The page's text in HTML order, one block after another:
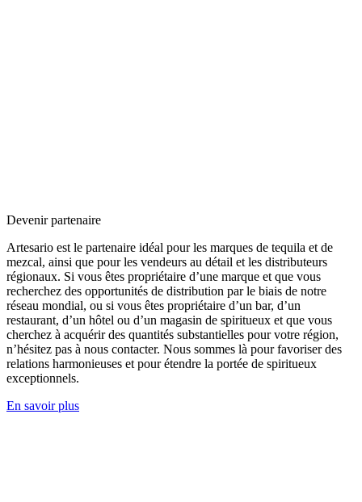
Devenir partenaire
Artesario est le partenaire idéal pour les marques de tequila et de
mezcal, ainsi que pour les vendeurs au détail et les distributeurs
régionaux. Si vous êtes propriétaire d’une marque et que vous
recherchez des opportunités de distribution par le biais de notre
réseau mondial, ou si vous êtes propriétaire d’un bar, d’un
restaurant, d’un hôtel ou d’un magasin de spiritueux et que vous
cherchez à acquérir des quantités substantielles pour votre région,
n’hésitez pas à nous contacter. Nous sommes là pour favoriser des
relations harmonieuses et pour étendre la portée de spiritueux
exceptionnels.
En savoir plus